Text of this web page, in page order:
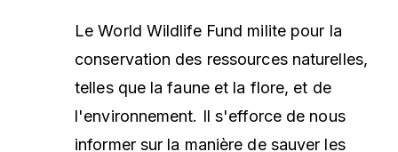
Le World Wildlife Fund milite pour la
conservation des ressources naturelles,
telles que la faune et la flore, et de
l'environnement. Il s'efforce de nous
informer sur la manière de sauver les